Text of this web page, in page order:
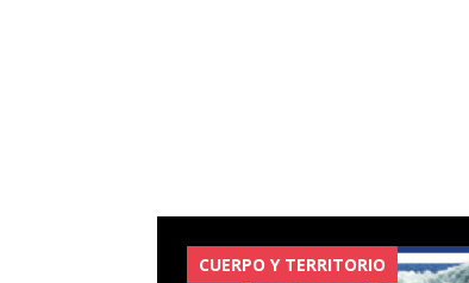
CUERPO Y TERRITORIO